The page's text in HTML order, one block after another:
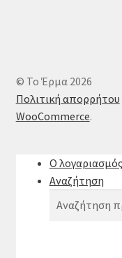
© Το Έρμα 2026
Πολιτική απορρήτου
WooCommerce.
Ο
Αναζήτηση
Αναζήτηση
Αναζήτηση